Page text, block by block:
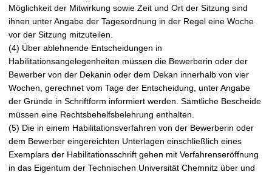
Möglichkeit der Mitwirkung sowie Zeit und Ort der Sitzung sind
ihnen unter Angabe der Tagesordnung in der Regel eine Woche
vor der Sitzung mitzuteilen.
(4) Über ablehnende Entscheidungen in
Habilitationsangelegenheiten müssen die Bewerberin oder der
Bewerber von der Dekanin oder dem Dekan innerhalb von vier
Wochen, gerechnet vom Tage der Entscheidung, unter Angabe
der Gründe in Schriftform informiert werden. Sämtliche Bescheide
müssen eine Rechtsbehelfsbelehrung enthalten.
(5) Die in einem Habilitationsverfahren von der Bewerberin oder
dem Bewerber eingereichten Unterlagen einschließlich eines
Exemplars der Habilitationsschrift gehen mit Verfahrenseröffnung
in das Eigentum der Technischen Universität Chemnitz über und